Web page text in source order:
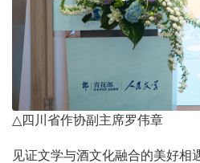
△ 四川省作协副主席罗伟章
见证文学与酒文化融合的美好相